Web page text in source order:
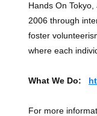
Hands On
2006 through
foster
where each
What We Do:
For more